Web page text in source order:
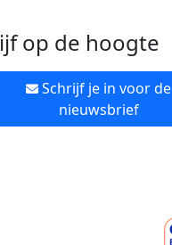
op de hoogte
Schrijf je in voor de
nieuwsbrief